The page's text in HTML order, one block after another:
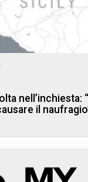
nell’inchiesta:
il